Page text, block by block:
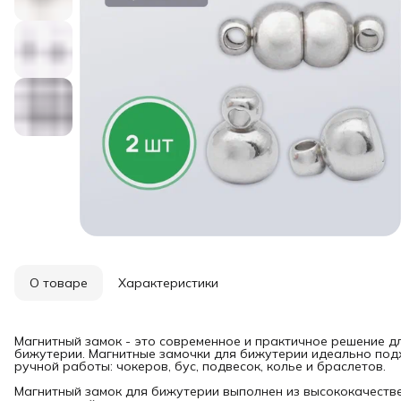
О товаре Характеристики
Магнитный замок - это современное и практичное решение
бижутерии. Магнитные замочки для бижутерии идеально
ручной работы: чокеров, бус, подвесок, колье и браслетов.
Магнитный замок для бижутерии выполнен из